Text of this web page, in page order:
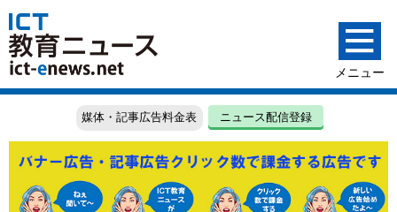
媒体・記事広告料金表 ニュース配信登録